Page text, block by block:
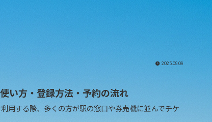
2025.09.09
い方・登録方法・予約の流れ
する際、多くの方が駅の窓口や券売機に並んでチケ